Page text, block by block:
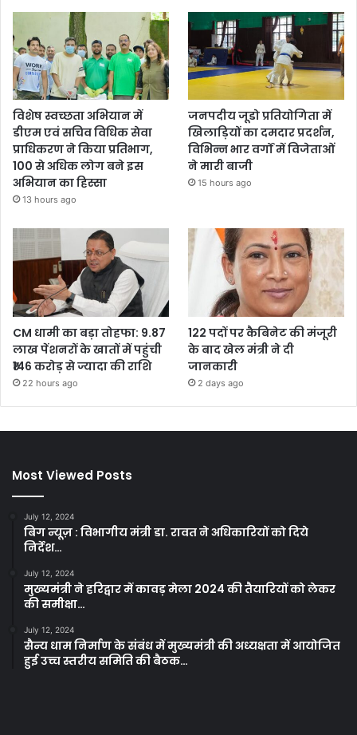
विशेष स्वच्छता अभियान में
डीएम एवं सचिव विधिक सेवा
प्राधिकरण ने किया प्रतिभाग,
100 से अधिक लोग बने इस
अभियान का हिस्सा
13 hours ago
जनपदीय जूडो प्रतियोगिता में
खिलाड़ियों का दमदार प्रदर्शन,
विभिन्न भार वर्गों में विजेताओं
ने मारी बाजी
15 hours ago
CM धामी का बड़ा तोहफा: 9.87
लाख पेंशनरों के खातों में पहुंची
₹146 करोड़ से ज्यादा की राशि
22 hours ago
122 पदों पर कैबिनेट की मंजूरी
के बाद खेल मंत्री ने दी
जानकारी
2 days ago
Most Viewed Posts
July 12, 2024
बिग न्यूज़ : विभागीय मंत्री डा. रावत ने अधिकारियों को दिये
निर्देश…
July 12, 2024
मुख्यमंत्री ने हरिद्वार में कावड़ मेला 2024 की तैयारियों को लेकर
की समीक्षा…
July 12, 2024
सैन्य धाम निर्माण के संबंध में मुख्यमंत्री की अध्यक्षता में आयोजित
हुई उच्च स्तरीय समिति की बैठक…